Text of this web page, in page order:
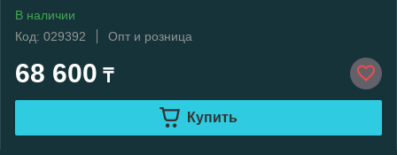
В наличии
Код: 029392
Опт и розница
68 600 ₸
Купить